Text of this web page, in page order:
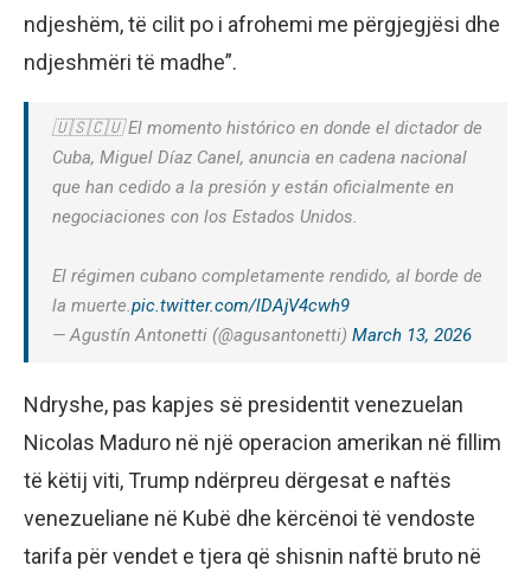
ndjeshëm, të cilit po i afrohemi me përgjegjësi dhe
ndjeshmëri të madhe”.
🇺🇸🇨🇺 El momento histórico en donde el dictador de
Cuba, Miguel Díaz Canel, anuncia en cadena nacional
que han cedido a la presión y están oficialmente en
negociaciones con los Estados Unidos.
El régimen cubano completamente rendido, al borde de
la muerte.pic.twitter.com/lDAjV4cwh9
— Agustín Antonetti (@agusantonetti) March 13, 2026
Ndryshe, pas kapjes së presidentit venezuelan
Nicolas Maduro në një operacion amerikan në fillim
të këtij viti, Trump ndërpreu dërgesat e naftës
venezueliane në Kubë dhe kërcënoi të vendoste
tarifa për vendet e tjera që shisnin naftë bruto në